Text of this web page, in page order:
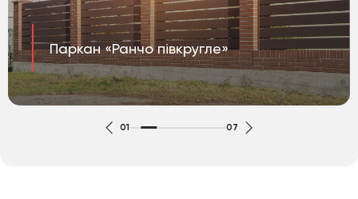
Паркан «Ранчо півкругле»
01 07